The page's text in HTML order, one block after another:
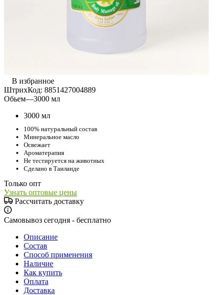
В избранное
ШтрихКод: 8851427004889
Обьем—3000 мл
3000 мл
100% натуральный состав
Минеральное масло
Освежает
Ароматерапия
Не тестируется на животных
Сделано в Таиланде
Только опт
Узнать оптовые цены
Рассчитать доставку
Самовывоз сегодня - бесплатно
Описание
Состав
Способ применения
Наличие
Как купить
Оплата
Доставка